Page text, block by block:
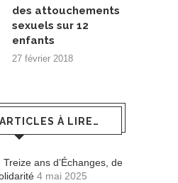
des attouchements
sexuels sur 12
enfants
27 février 2018
À LIRE…
ans d’Échanges, de
4 mai 2025